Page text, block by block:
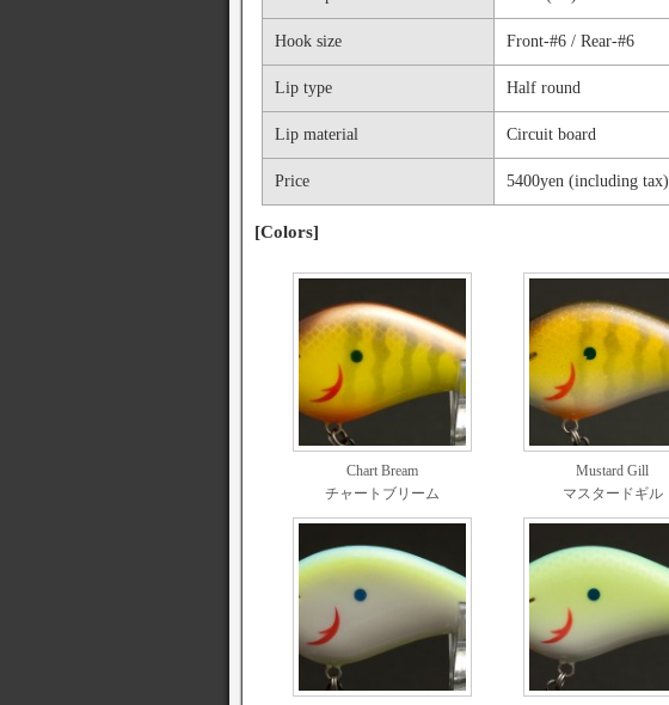
Hook size Front-#6 / Rear-#6
Lip type Half round
Lip material Circuit board
Price 5400yen (including tax)
[Colors]
Chart Bream
チャートブリーム
Mustard Gill
マスタードギル